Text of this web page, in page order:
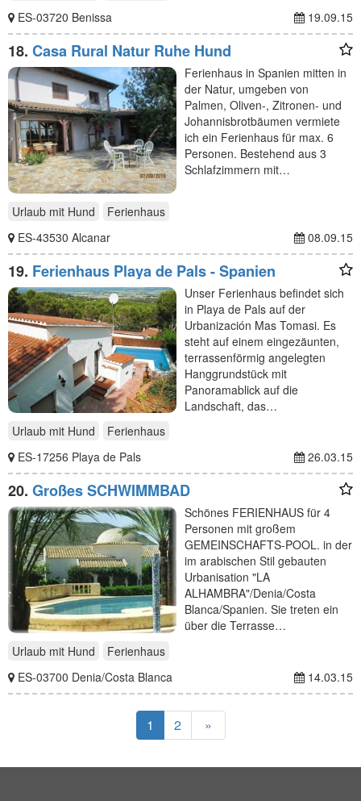
ES-03720 Benissa
19.09.15
18. Casa Rural Natur Ruhe Hund
Ferienhaus in Spanien mitten in
der Natur, umgeben von
Palmen, Oliven-, Zitronen- und
Johannisbrotbäumen vermiete
ich ein Ferienhaus für max. 6
Personen. Bestehend aus 3
Schlafzimmern mit…
Urlaub mit Hund
Ferienhaus
ES-43530 Alcanar
08.09.15
19. Ferienhaus Playa de Pals - Spanien
Unser Ferienhaus befindet sich
in Playa de Pals auf der
Urbanización Mas Tomasi. Es
steht auf einem eingezäunten,
terrassenförmig angelegten
Hanggrundstück mit
Panoramablick auf die
Landschaft, das…
Urlaub mit Hund
Ferienhaus
ES-17256 Playa de Pals
26.03.15
20. Großes SCHWIMMBAD
Schönes FERIENHAUS für 4
Personen mit großem
GEMEINSCHAFTS-POOL. in der
im arabischen Stil gebauten
Urbanisation "LA
ALHAMBRA"/Denia/Costa
Blanca/Spanien. Sie treten ein
über die Terrasse…
Urlaub mit Hund
Ferienhaus
ES-03700 Denia/Costa Blanca
14.03.15
1 2 »